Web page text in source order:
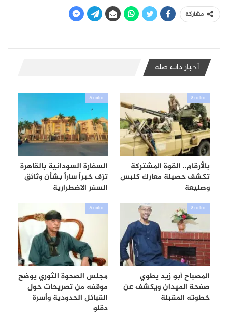
مشاركة
أخبار ذات صلة
سياسية
بالأرقام.. القوة المشتركة
تكشف حصيلة معارك كلبس
وصليعة
سياسية
السفارة السودانية بالقاهرة
تزف خبراً ساراً بشأن وثائق
السفر الاضطرارية
سياسية
المصباح أبو زيد يطوي
صفحة الميدان ويكشف عن
خطوته المقبلة
سياسية
مجلس الصحوة الثوري يوضح
موقفه من تصريحات حول
القبائل الحدودية وأسرة
دقلو